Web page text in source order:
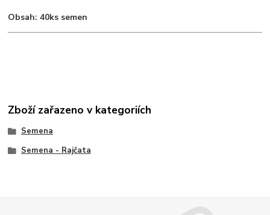
Obsah: 40ks semen
Zboží zařazeno v kategoriích
Semena
Semena - Rajčata